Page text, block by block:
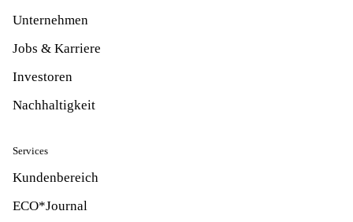
Unternehmen
Jobs & Karriere
Investoren
Nachhaltigkeit
Services
Kundenbereich
ECO*Journal